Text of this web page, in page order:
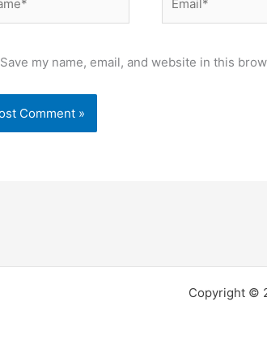
Save my name, email, and website in this
Copyright ©